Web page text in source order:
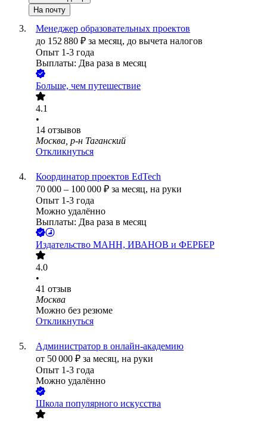
На почту
Менеджер образовательных проектов
до 152 880 ₽ за месяц, до вычета налогов
Опыт 1-3 года
Выплаты: Два раза в месяц
Больше, чем путешествие
4.1
•
14 отзывов
Москва, р-н Таганский
Откликнуться
Координатор проектов EdTech
70 000 – 100 000 ₽ за месяц, на руки
Опыт 1-3 года
Можно удалённо
Выплаты: Два раза в месяц
Издательство МАНН, ИВАНОВ и ФЕРБЕР
4.0
•
41 отзыв
Москва
Можно без резюме
Откликнуться
Администратор в онлайн-академию
от 50 000 ₽ за месяц, на руки
Опыт 1-3 года
Можно удалённо
Школа популярного искусства